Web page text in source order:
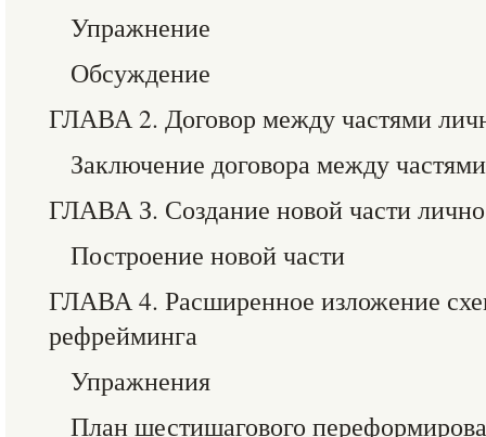
Упражнение
Обсуждение
ГЛАВА 2. Договор между частями
Заключение договора между
ГЛАВА З. Создание новой части
Построение новой части
ГЛАВА 4. Расширенное изложение
рефрейминга
Упражнения
План шестишагового